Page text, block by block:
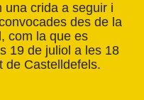
una crida a seguir i
des de la
com la que es
19 de juliol a les 18
de Castelldefels.